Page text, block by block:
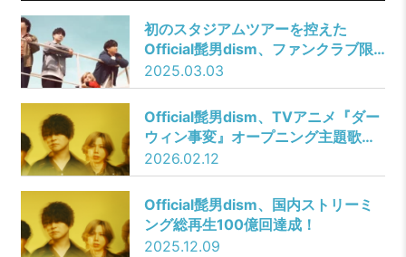
初のスタジアムツアーを控えた
Official髭男dism、ファンクラブ限
定公演 「Official髭男dism one-
man live 2025 -UNOFFICIAL-」開
催決定！
2025.03.03
Official髭男dism、TVアニメ『ダー
ウィン事変』オープニング主題歌の
最新曲「Make Me Wonder」メイ
キング映像を公開！
2026.02.12
Official髭男dism、国内ストリーミ
ング総再生100億回達成！
2025.12.09